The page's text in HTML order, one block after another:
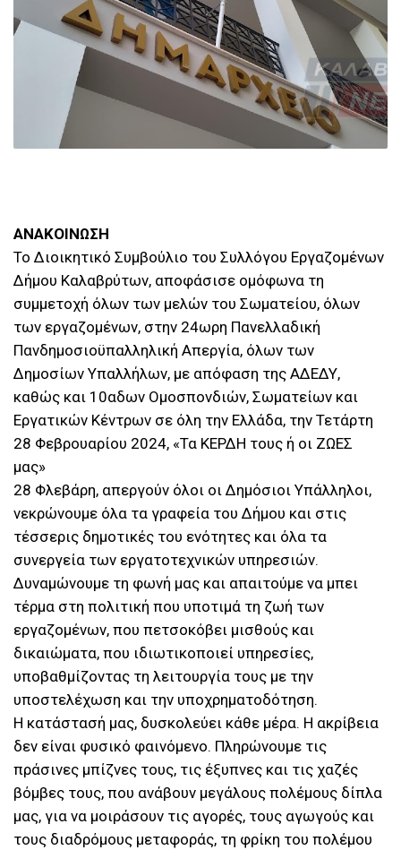
ΑΝΑΚΟΙΝΩΣΗ
Το Διοικητικό Συμβούλιο του Συλλόγου Εργαζομένων
Δήμου Καλαβρύτων, αποφάσισε ομόφωνα τη
συμμετοχή όλων των μελών του Σωματείου, όλων
των εργαζομένων, στην 24ωρη Πανελλαδική
Πανδημοσιοϋπαλληλική Απεργία, όλων των
Δημοσίων Υπαλλήλων, με απόφαση της ΑΔΕΔΥ,
καθώς και 10αδων Ομοσπονδιών, Σωματείων και
Εργατικών Κέντρων σε όλη την Ελλάδα, την Τετάρτη
28 Φεβρουαρίου 2024, «Τα ΚΕΡΔΗ τους ή οι ΖΩΕΣ
μας»
28 Φλεβάρη, απεργούν όλοι οι Δημόσιοι Υπάλληλοι,
νεκρώνουμε όλα τα γραφεία του Δήμου και στις
τέσσερις δημοτικές του ενότητες και όλα τα
συνεργεία των εργατοτεχνικών υπηρεσιών.
Δυναμώνουμε τη φωνή μας και απαιτούμε να μπει
τέρμα στη πολιτική που υποτιμά τη ζωή των
εργαζομένων, που πετσοκόβει μισθούς και
δικαιώματα, που ιδιωτικοποιεί υπηρεσίες,
υποβαθμίζοντας τη λειτουργία τους με την
υποστελέχωση και την υποχρηματοδότηση.
Η κατάστασή μας, δυσκολεύει κάθε μέρα. Η ακρίβεια
δεν είναι φυσικό φαινόμενο. Πληρώνουμε τις
πράσινες μπίζνες τους, τις έξυπνες και τις χαζές
βόμβες τους, που ανάβουν μεγάλους πολέμους δίπλα
μας, για να μοιράσουν τις αγορές, τους αγωγούς και
τους διαδρόμους μεταφοράς, τη φρίκη του πολέμου